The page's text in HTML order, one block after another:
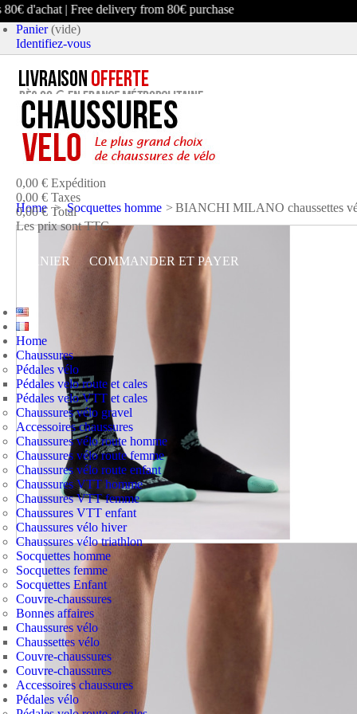
d'achat | Free delivery from 80€ purchase
Panier (vide)
Identifiez-vous
article (vide)
Aucun produit
0,00 € Expédition
0,00 € Taxes
0,00 € Total
Les prix sont TTC
PANIER COMMANDER ET PAYER
Home
Chaussures
Pédales vélo
Pédales velo route et cales
Pédales velo VTT et cales
Chaussures vélo gravel
Accessoires chaussures
Chaussures vélo route homme
Chaussures vélo route femme
Chaussures vélo route enfant
Chaussures VTT homme
Chaussures VTT femme
Chaussures VTT enfant
Chaussures vélo hiver
Chaussures vélo triathlon
Socquettes homme
Socquettes femme
Socquettes Enfant
Couvre-chaussures
Bonnes affaires
Chaussures vélo
Chaussettes vélo
Couvre-chaussures
Couvre-chaussures
Accessoires chaussures
Pédales vélo
Home > Socquettes homme > BIANCHI MILANO chaussettes